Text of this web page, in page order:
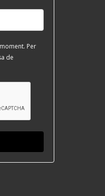
Per
de